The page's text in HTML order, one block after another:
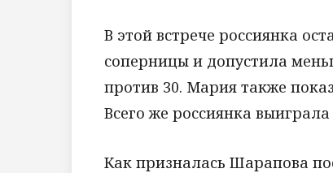
В этой встрече россиянка
соперницы и допустила
против 30. Мария также
Всего же россиянка
Как призналась Шарапова